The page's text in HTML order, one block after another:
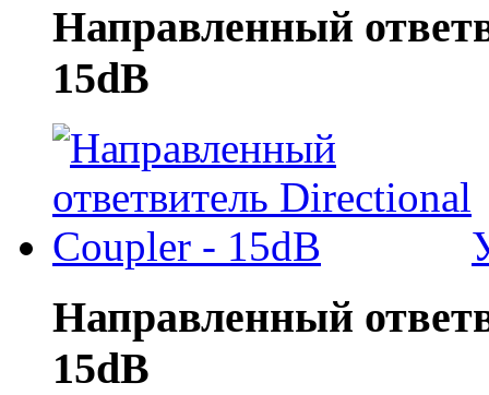
Направленный
15dB
Направленный
15dB